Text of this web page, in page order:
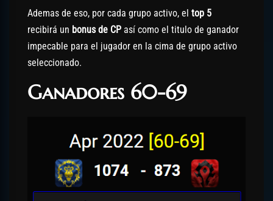
Ademas de eso, por cada grupo activo, el top 5
recibirá un bonus de CP así como el titulo de ganador
impecable para el jugador en la cima de grupo activo
seleccionado.
Ganadores 60-69